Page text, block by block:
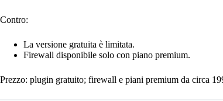
Contro:
La versione gratuita è limitata.
Firewall disponibile solo con piano premium.
Prezzo: plugin gratuito; firewall e piani premium da circa